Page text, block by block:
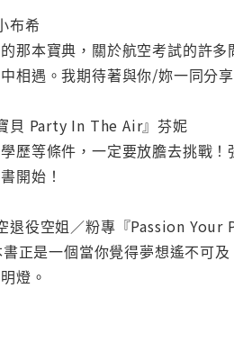
布希
那本寶典，關於航空考試的許
相遇。我期待著與你/妳一同分
貝 Party In The Air』芬妮
歷等條件，一定要放膽去挑戰
開始！
役空姐／粉專『Passion Your
正是一個當你覺得夢想遙不可
燈。